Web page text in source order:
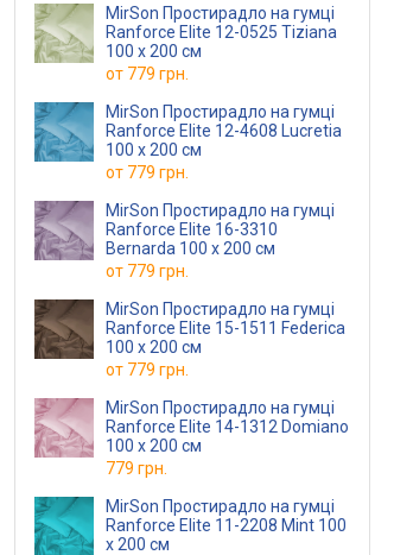
MirSon Простирадло на гумці
Ranforce Elite 12-0525 Tiziana
100 х 200 см
от 779 грн.
MirSon Простирадло на гумці
Ranforce Elite 12-4608 Lucretia
100 х 200 см
от 779 грн.
MirSon Простирадло на гумці
Ranforce Elite 16-3310
Bernarda 100 х 200 см
от 779 грн.
MirSon Простирадло на гумці
Ranforce Elite 15-1511 Federica
100 х 200 см
от 779 грн.
MirSon Простирадло на гумці
Ranforce Elite 14-1312 Domiano
100 х 200 см
779 грн.
MirSon Простирадло на гумці
Ranforce Elite 11-2208 Mint 100
х 200 см